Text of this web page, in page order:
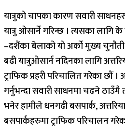
यात्रुको चापका कारण सवारी
यात्रु ओसार्ने गरिन्छ । त्यसका
–दशैंका बेलाको यो अर्को मुख्य चुनौती
बढी यात्रुओसार्न नदिनका लागि
ट्राफिक प्रहरी परिचालित गरेका छौं
गर्नुभन्दा सवारी साधनमा चढने ठाउँमै
भनेर हामीले धनगढी बसपार्क,
बसपार्कहरुमा ट्राफिक परिचालन